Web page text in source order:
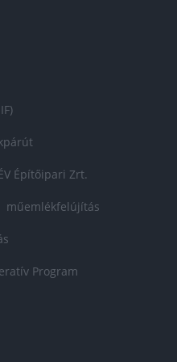
Építőipari Zrt.
műemlékfelújítás
Program